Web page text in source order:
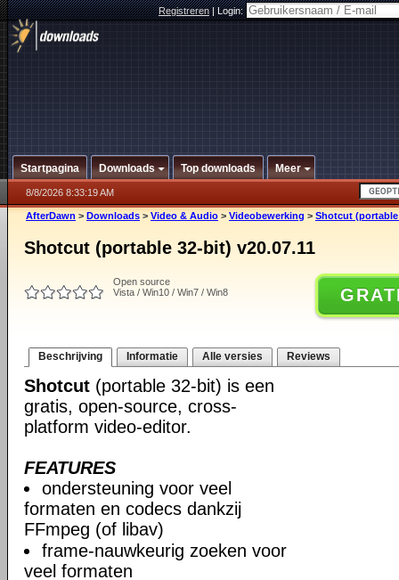
Registreren|Login:
Startpagina Downloads Top downloads Meer
8/8/2026 8:33:19 AM
AfterDawn > Downloads > Video & Audio > Videobewerking > Shotcut (portable
Shotcut (portable 32-bit) v20.07.11
Open source
Vista / Win10 / Win7 / Win8
Beschrijving Informatie Alle versies Reviews
Shotcut (portable 32-bit) is een
gratis, open-source, cross-
platform video-editor.
FEATURES
ondersteuning voor veel
formaten en codecs dankzij
FFmpeg (of libav)
frame-nauwkeurig zoeken voor
veel formaten